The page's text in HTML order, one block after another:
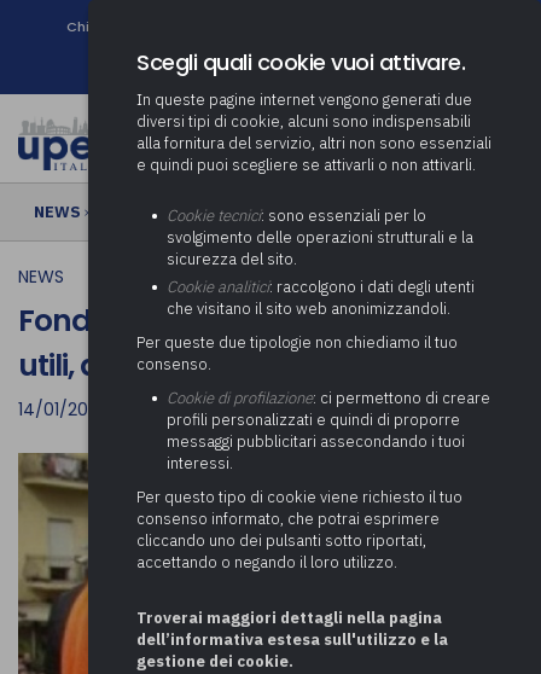
Chi siamo
Newsletter
NEWS › Fondo per lavoratori socialmente utili, annualità 2021
NEWS
Fondo per lavoratori socialmente
utili, annualità 2021
14/01/2022
Scegli quali cookie vuoi attivare.
In queste pagine internet vengono generati due
diversi tipi di cookie, alcuni sono indispensabili
alla fornitura del servizio, altri non sono essenziali
e quindi puoi scegliere se attivarli o non attivarli.
Cookie tecnici: sono essenziali per lo
svolgimento delle operazioni strutturali e la
sicurezza del sito.
Cookie analitici: raccolgono i dati degli utenti
che visitano il sito web anonimizzandoli.
Per queste due tipologie non chiediamo il tuo
consenso.
Cookie di profilazione: ci permettono di creare
profili personalizzati e quindi di proporre
messaggi pubblicitari assecondando i tuoi
interessi.
Per questo tipo di cookie viene richiesto il tuo
consenso informato, che potrai esprimere
cliccando uno dei pulsanti sotto riportati,
accettando o negando il loro utilizzo.
Troverai maggiori dettagli nella pagina
dell’informativa estesa sull'utilizzo e la
gestione dei cookie.